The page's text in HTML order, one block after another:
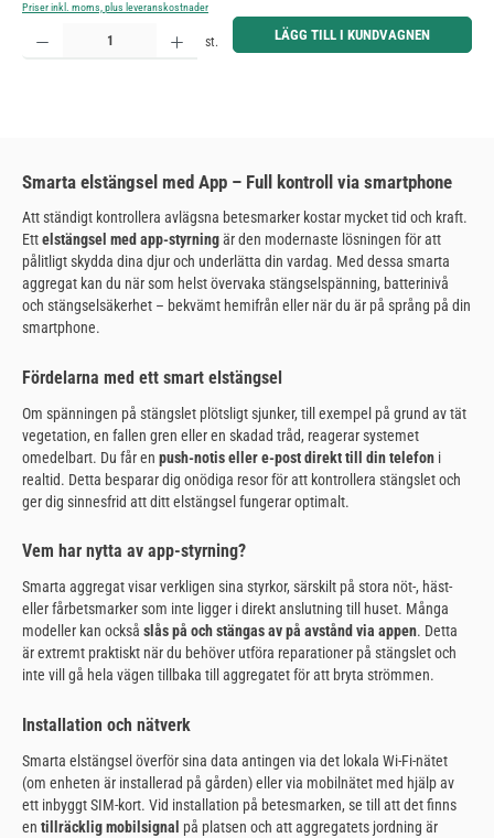
Priser inkl. moms, plus leveranskostnader
Produktkvantitet: Ange önskat belopp eller använd knapparna för att öka eller minska kvantiteten.
st. LÄGG TILL I KUNDVAGNEN
Smarta elstängsel med App – Full kontroll via smartphone
Att ständigt kontrollera avlägsna betesmarker kostar mycket tid och kraft.
Ettelstängsel med app-styrningär den modernaste lösningen för att
pålitligt skydda dina djur och underlätta din vardag. Med dessa smarta
aggregat kan du när som helst övervaka stängselspänning, batterinivå
och stängselsäkerhet – bekvämt hemifrån eller när du är på språng på din
smartphone.
Fördelarna med ett smart elstängsel
Om spänningen på stängslet plötsligt sjunker, till exempel på grund av tät
vegetation, en fallen gren eller en skadad tråd, reagerar systemet
omedelbart. Du får en push-notis eller e-post direkt till din telefon i
realtid. Detta besparar dig onödiga resor för att kontrollera stängslet och
ger dig sinnesfrid att ditt elstängsel fungerar optimalt.
Vem har nytta av app-styrning?
Smarta aggregat visar verkligen sina styrkor, särskilt på stora nöt-, häst-
eller fårbetsmarker som inte ligger i direkt anslutning till huset. Många
modeller kan också slås på och stängas av på avstånd via appen. Detta
är extremt praktiskt när du behöver utföra reparationer på stängslet och
inte vill gå hela vägen tillbaka till aggregatet för att bryta strömmen.
Installation och nätverk
Smarta elstängsel överför sina data antingen via det lokala Wi-Fi-nätet
(om enheten är installerad på gården) eller via mobilnätet med hjälp av
ett inbyggt SIM-kort. Vid installation på betesmarken, se till att det finns
en tillräcklig mobilsignal på platsen och att aggregatets jordning är